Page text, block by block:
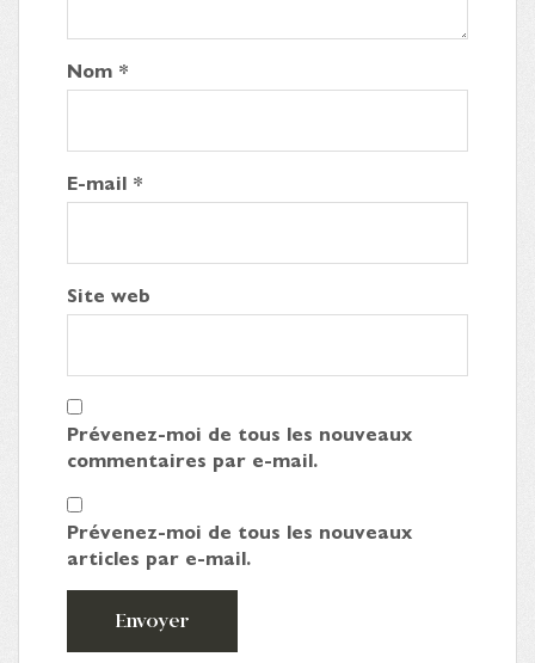
Nom *
E-mail *
Site web
Prévenez-moi de tous les nouveaux
commentaires par e-mail.
Prévenez-moi de tous les nouveaux
articles par e-mail.
Envoyer